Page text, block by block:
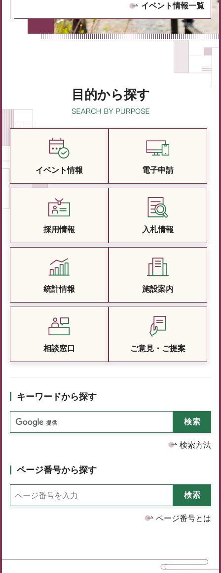
イベント情報一覧
目的から探す
イベント情報 電子申請
採用情報 入札情報
統計情報 施設案内
相談窓口 ご意見・ご提案
キーワードから探す
検索方法
ページ番号から探す
ページ番号とは